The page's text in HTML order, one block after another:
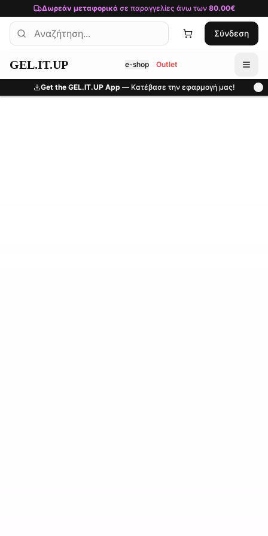
Μετάβαση στο κύριο περιεχόμενο
Δωρεάν μεταφορικάσε παραγγελίες άνω των 80.00€
Σύνδεση
GEL.IT.UP e-shop Outlet
Get the GEL.IT.UP App — Κατέβασε την εφαρμογή μας!